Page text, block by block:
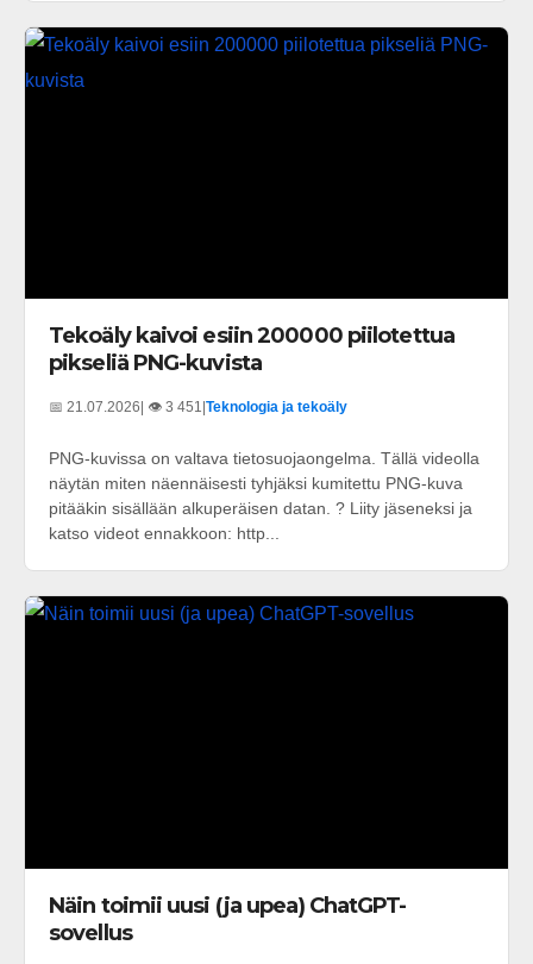
Tekoäly kaivoi esiin 200000 piilotettua
pikseliä PNG-kuvista
📅 21.07.2026 | 👁️ 3 451 Teknologia ja tekoäly
PNG-kuvissa on valtava tietosuojaongelma. Tällä videolla
näytän miten näennäisesti tyhjäksi kumitettu PNG-kuva
pitääkin sisällään alkuperäisen datan. ? Liity jäseneksi ja
katso videot ennakkoon: http...
Näin toimii uusi (ja upea) ChatGPT-
sovellus